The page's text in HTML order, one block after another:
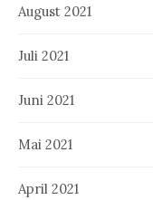
August 2021
Juli 2021
Juni 2021
Mai 2021
April 2021